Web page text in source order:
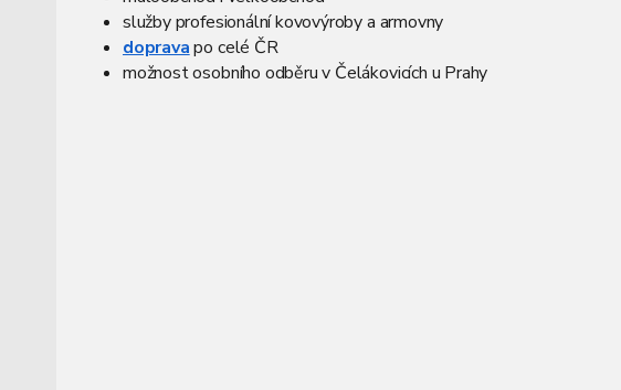
služby profesionální kovovýroby a armovny
doprava po celé ČR
možnost osobního odběru v Čelákovicích u Prahy